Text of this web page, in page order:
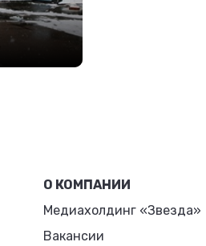
О КОМПАНИИ
Медиахолдинг «Звезда»
Вакансии